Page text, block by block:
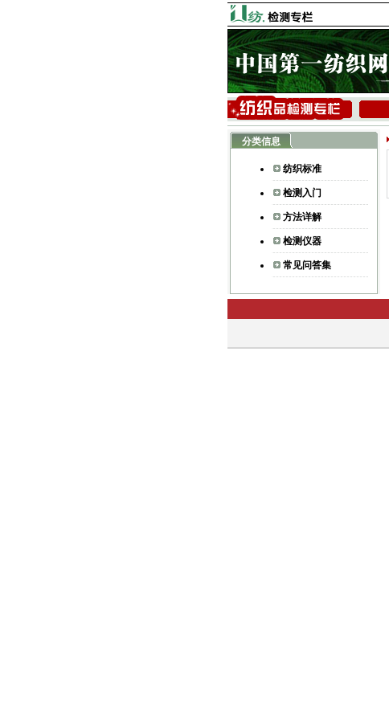
分类信息
纺织标准
检测入门
方法详解
检测仪器
常见问答集